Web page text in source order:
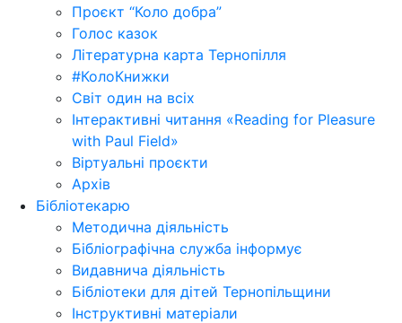
Проєкт “Коло добра”
Голос казок
Літературна карта Тернопілля
#КолоКнижки
Світ один на всіх
Інтерактивні читання «Reading for Pleasure
with Paul Field»
Віртуальні проєкти
Архів
Бібліотекарю
Методична діяльність
Бібліографічна служба інформує
Видавнича діяльність
Бібліотеки для дітей Тернопільщини
Інструктивні матеріали